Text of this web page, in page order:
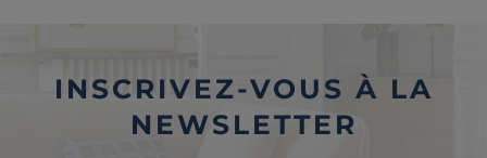
INSCRIVEZ-VOUS À LA
NEWSLETTER